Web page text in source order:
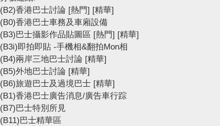
(B2)香港巴士討論 [熱門] [精華]
(B0)香港巴士車務及車廂設備
(B3)巴士攝影作品貼圖區 [熱門] [精華]
(B3i)即拍即貼 -手機相&翻拍Mon相
(B4)兩岸三地巴士討論 [精華]
(B5)外地巴士討論 [精華]
(B6)旅遊巴士及過境巴士 [精華]
(B1)香港巴士廣告消息/廣告車行踪
(B7)巴士特別所見
(B11)巴士精華區